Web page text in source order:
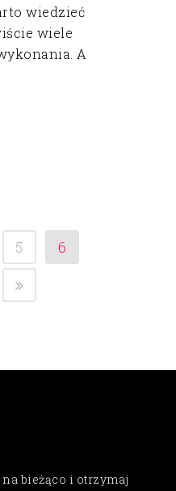
wiedzieć
wiele
A
5
6
na bieżąco i otrzymaj